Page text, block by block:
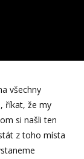
všechny
říkat, že my
si našli ten
z toho místa